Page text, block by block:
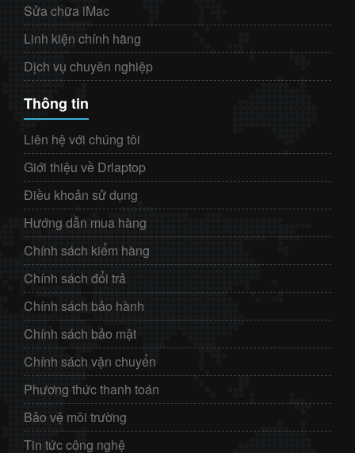
Sửa chữa iMac
Linh kiện chính hãng
Dịch vụ chuyên nghiệp
Thông tin
Liên hệ với chúng tôi
Giới thiệu về Drlaptop
Điều khoản sử dụng
Hướng dẫn mua hàng
Chính sách kiểm hàng
Chính sách đổi trả
Chính sách bảo hành
Chính sách bảo mật
Chính sách vận chuyển
Phương thức thanh toán
Bảo vệ môi trường
Tin tức công nghệ